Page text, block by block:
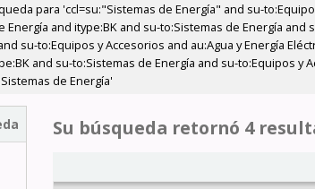
para 'ccl=su:"Sistemas de Energía" and su-
Energía and itype:BK and su-to:Sistemas de Energía and
su-to:Equipos y Accesorios and au:Agua y Energía
and su-to:Sistemas de Energía and su-to:Equipos y
de Energía'
Su búsqueda retornó 4